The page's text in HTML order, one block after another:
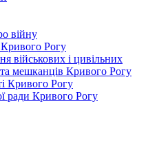
війну
Рогу
військових і цивільних
мешканців Кривого Рогу
Кривого Рогу
ради Кривого Рогу